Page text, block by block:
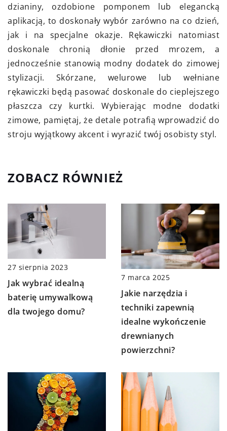
dzianiny, ozdobione pomponem lub elegancką
aplikacją, to doskonały wybór zarówno na co dzień,
jak i na specjalne okazje. Rękawiczki natomiast
doskonale chronią dłonie przed mrozem, a
jednocześnie stanowią modny dodatek do zimowej
stylizacji. Skórzane, welurowe lub wełniane
rękawiczki będą pasować doskonale do cieplejszego
płaszcza czy kurtki. Wybierając modne dodatki
zimowe, pamiętaj, że detale potrafią wprowadzić do
stroju wyjątkowy akcent i wyrazić twój osobisty styl.
ZOBACZ RÓWNIEŻ
27 sierpnia 2023
Jak wybrać idealną
baterię umywalkową
dla twojego domu?
7 marca 2025
Jakie narzędzia i
techniki zapewnią
idealne wykończenie
drewnianych
powierzchni?